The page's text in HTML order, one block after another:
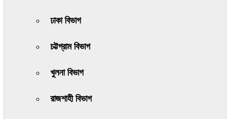
ঢাকা বিভাগ
চট্টগ্রাম বিভাগ
খুলনা বিভাগ
রাজশাহী বিভাগ